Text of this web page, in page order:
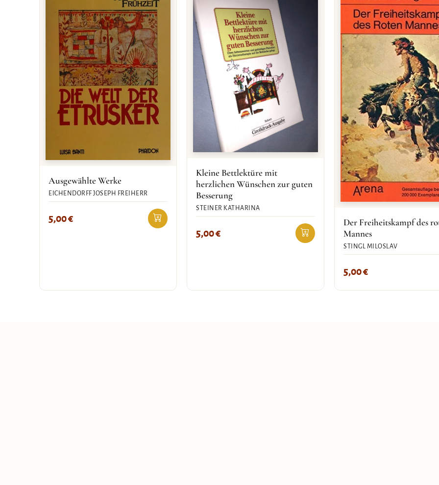
Ausgewählte Werke
EICHENDORFF JOSEPH FREIHERR
5,00€
Kleine Bettlektüre mit
herzlichen Wünschen zur guten
Besserung
STEINER KATHARINA
5,00€
Der Freiheitskampf des
Mannes
STINGL MILOSLAV
5,00€